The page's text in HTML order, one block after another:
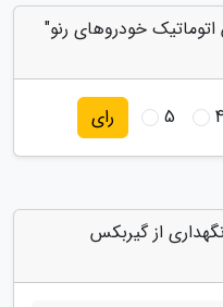
خودروهای رنو"
4
5 رای
از گیربکس